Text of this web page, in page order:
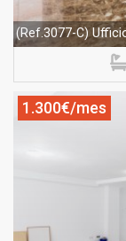
(Ref.3077-C)
1.300€/mes